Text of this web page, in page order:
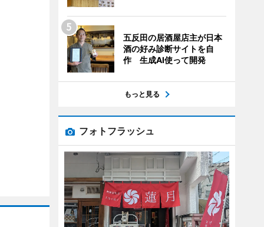
五反田の居酒屋店主が日本
酒の好み診断サイトを自
作 生成AI使って開発
もっと見る
フォトフラッシュ